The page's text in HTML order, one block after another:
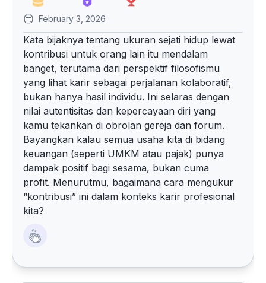
February 3, 2026
Kata bijaknya tentang ukuran sejati hidup lewat
kontribusi untuk orang lain itu mendalam
banget, terutama dari perspektif filosofismu
yang lihat karir sebagai perjalanan kolaboratif,
bukan hanya hasil individu. Ini selaras dengan
nilai autentisitas dan kepercayaan diri yang
kamu tekankan di obrolan gereja dan forum.
Bayangkan kalau semua usaha kita di bidang
keuangan (seperti UMKM atau pajak) punya
dampak positif bagi sesama, bukan cuma
profit. Menurutmu, bagaimana cara mengukur
“kontribusi” ini dalam konteks karir profesional
kita?